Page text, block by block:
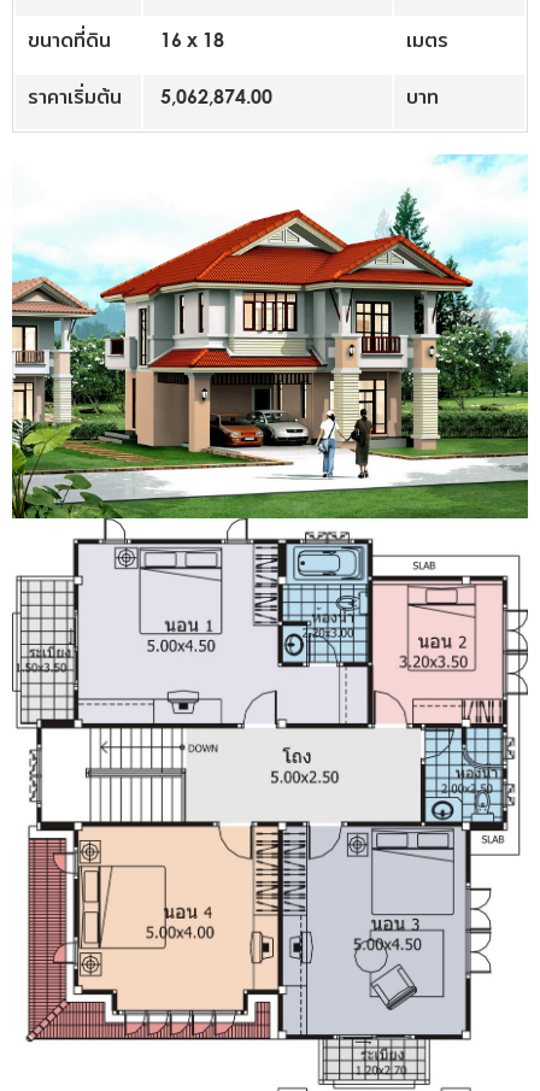
ขนาดที่ดิน 16 x 18 เมตร
ราคาเริ่มต้น 5,062,874.00 บาท